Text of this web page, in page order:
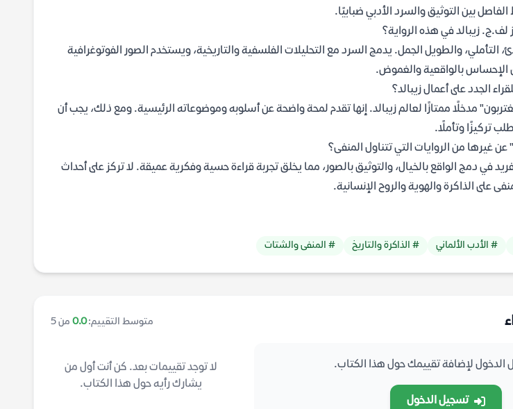
بين التوثيق والسرد الأدبي ضبابيًا.
لف.ج. زيبالد في هذه الرواية؟
التأملي، والطويل الجمل. يدمج السرد مع التحليلات الفلسفية والتاريخية، ويستخدم الصور الفوتوغرافية
الإحساس بالواقعية والغموض.
الجدد على أعمال زيبالد؟
مدخلًا ممتازًا لعالم زيبالد. إنها تقدم لمحة واضحة عن أسلوبه وموضوعاته الرئيسية. ومع ذلك، يجب أن
تركيزًا وتأملًا.
عن غيرها من الروايات التي تتناول المنفى؟
في دمج الواقع بالخيال، والتوثيق بالصور، مما يخلق تجربة قراءة حسية وفكرية عميقة. لا تركز على أحداث
على الذاكرة والهوية والروح الإنسانية.
# الأدب الألماني # الذاكرة والتاريخ # المنفى والشتات
متوسط التقييم:0.0 من 5
الدخول لإضافة تقييمك حول هذا الكتاب.
تسجيل الدخول
لا توجد تقييمات بعد. كن أنت أول من
يشارك رأيه حول هذا الكتاب.